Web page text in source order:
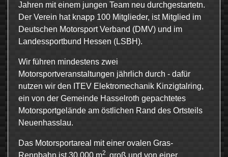
Jahren mit einem jungen Team neu durchgestartetn.
Der Verein hat knapp 100 Mitglieder, ist Mitglied im
Deutschen Motorsport Verband (DMV) und im
Landessportbund Hessen (LSBH).
Wir führen mindestens zwei
Motorsportveranstaltungen jährlich durch - dafür
nutzen wir den ITEV Elektromechanik Kinzigtalring,
ein von der Gemeinde Hasselroth gepachtetes
Motorsportgelände am östlichen Rand des Ortsteils
Neuenhasslau.
Das Motorsportareal mit einer ovalen Gras-
Rennbahn ist 30.000 m2 groß und von einer